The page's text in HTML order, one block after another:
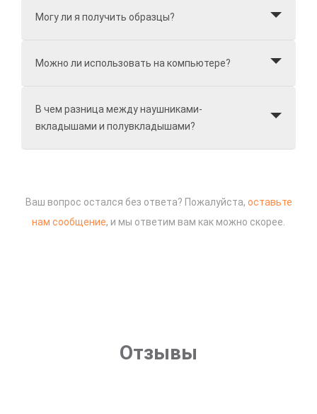
Могу ли я получить образцы?
Можно ли использовать на компьютере?
В чем разница между наушниками-
вкладышами и полувкладышами?
Ваш вопрос остался без ответа? Пожалуйста, оставьте
нам сообщение, и мы ответим вам как можно скорее.
Отзывы